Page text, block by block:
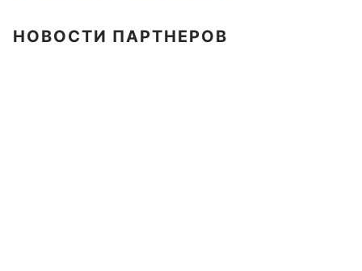
НОВОСТИ ПАРТНЕРОВ